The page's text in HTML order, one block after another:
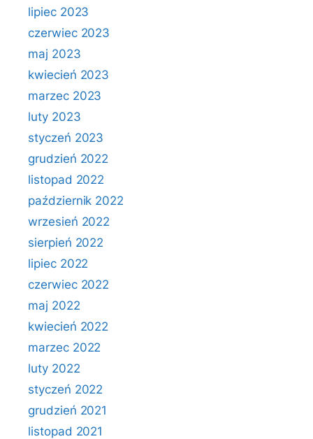
lipiec 2023
czerwiec 2023
maj 2023
kwiecień 2023
marzec 2023
luty 2023
styczeń 2023
grudzień 2022
listopad 2022
październik 2022
wrzesień 2022
sierpień 2022
lipiec 2022
czerwiec 2022
maj 2022
kwiecień 2022
marzec 2022
luty 2022
styczeń 2022
grudzień 2021
listopad 2021